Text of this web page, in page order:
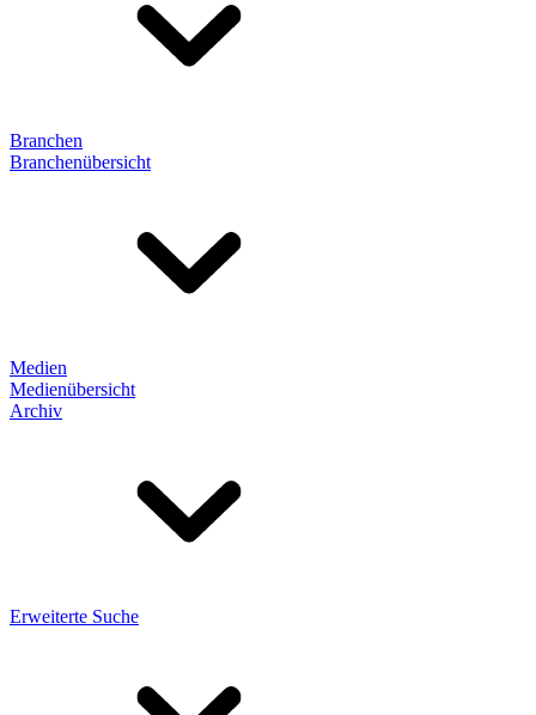
Branchen
Branchenübersicht
Medien
Medienübersicht
Archiv
Erweiterte Suche